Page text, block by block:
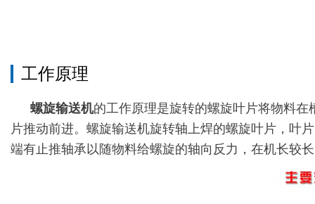
工作原理
螺旋输送机的工作原理是旋转的螺旋叶片将物料
片推动前进。螺旋输送机旋转轴上焊的螺旋叶片，叶
端有止推轴承以随物料给螺旋的轴向反力，在机长较